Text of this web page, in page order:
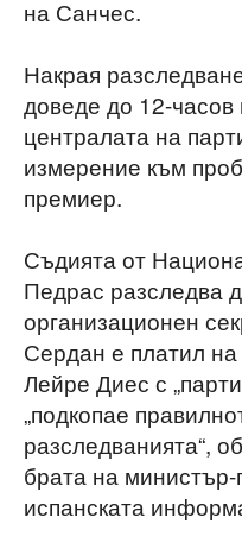
на Санчес.
Накрая
доведе до 12-часов
централата на
измерение към
премиер.
Съдията от
Педрас разследва
организационен
Сердан е платил
Лейре Диес с
„подкопае
разследванията“,
брата на
испанската